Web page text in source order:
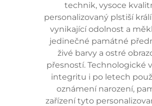
technik, vysoce
personalizovaný plstiší
vynikající odolnost a
jedinečné památné
živé barvy a ostré
přesností. Technologické
integritu i po letech
oznámení narození,
zařízení tyto